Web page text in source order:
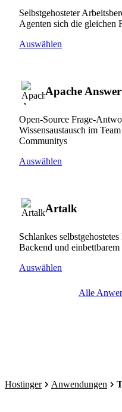
Selbstgehosteter
Agenten sich die gleichen
Auswählen
Apache Answer
Open-Source Frage-
Wissensaustausch im
Communitys
Auswählen
Artalk
Schlankes
Backend und
Auswählen
Alle
Hostinger Anwendungen